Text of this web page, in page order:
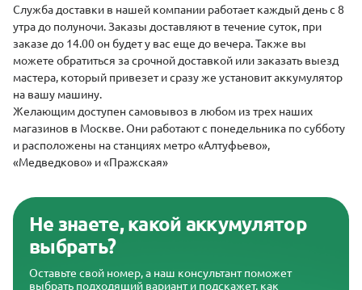
Служба доставки в нашей компании работает каждый день с 8
утра до полуночи. Заказы доставляют в течение суток, при
заказе до 14.00 он будет у вас еще до вечера. Также вы
можете обратиться за срочной доставкой или заказать выезд
мастера, который привезет и сразу же установит аккумулятор
на вашу машину.
Желающим доступен самовывоз в любом из трех наших
магазинов в Москве. Они работают с понедельника по субботу
и расположены на станциях метро «Алтуфьево»,
«Медведково» и «Пражская»
Не знаете, какой аккумулятор
выбрать?
Оставьте свой номер, а наш консультант поможет
выбрать подходящий вариант и подскажет, как